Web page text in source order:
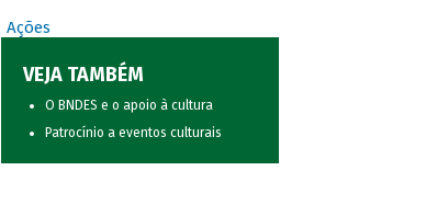
Ações
VEJA TAMBÉM
O BNDES e o apoio à cultura
Patrocínio a eventos culturais